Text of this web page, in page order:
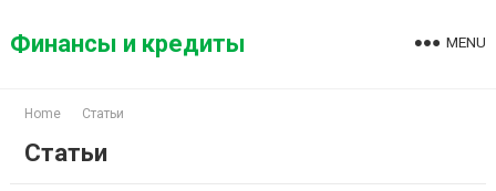
toФинансы и кредиты MENU
Home Статьи
Статьи